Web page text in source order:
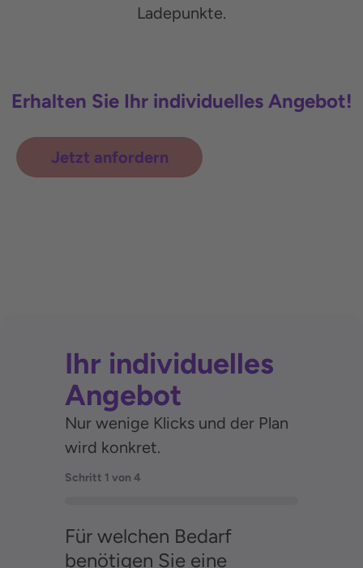
Ladepunkte.
Erhalten Sie Ihr individuelles Angebot!
Jetzt anfordern
Ihr individuelles
Angebot
Nur wenige Klicks und der Plan
wird konkret.
Schritt 1 von 4
Für welchen Bedarf
benötigen Sie eine